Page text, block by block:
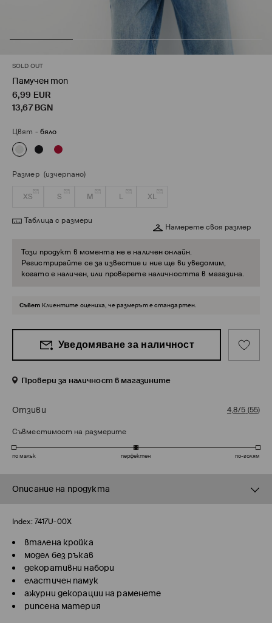
SOLD OUT
Памучен топ
6,99 EUR
13,67 BGN
Цвят -бяло
Размер (изчерпано)
XS S M L XL
Таблица с размери
Намерете своя размер
Този продукт в момента не е наличен онлайн.
Регистрирайте се за известие и ние ще ви уведомим,
когато е наличен, или проверете наличността в магазина.
Съвет Клиентите оцениха, че размерът е стандартен.
Уведомяване за наличност
Провери за наличност в магазините
Отзиви 4,8/5 (55)
Съвместимост на размерите
по малък перфектен по-голям
Описание на продукта
Index: 7417U-00X
вталена кройка
модел без ръкав
декоративни набори
еластичен памук
ажурни декорации на раменете
рипсена материя